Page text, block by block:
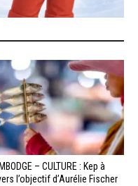
– CULTURE : Kep à
l’objectif d’Aurélie Fischer